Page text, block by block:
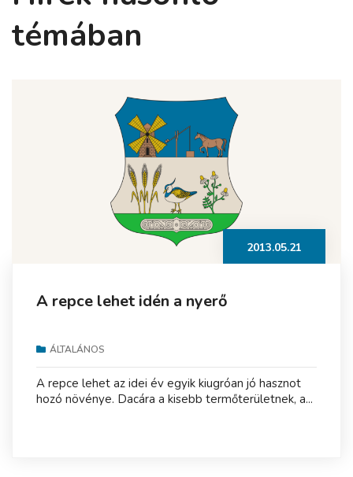
témában
2013.05.21
A repce lehet idén a nyerő
ÁLTALÁNOS
A repce lehet az idei év egyik kiugróan jó hasznot
hozó növénye. Dacára a kisebb termőterületnek, a...